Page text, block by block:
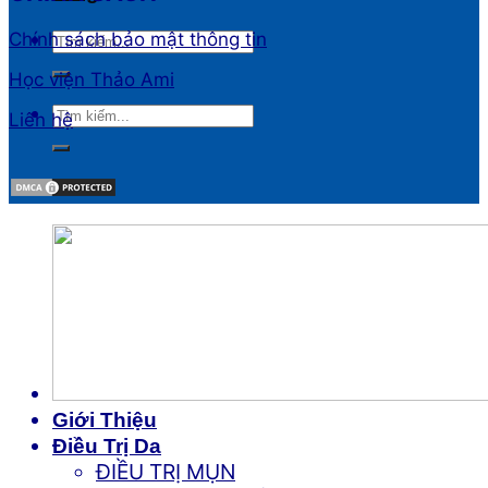
Chính sách bảo mật thông tin
Học viện Thảo Ami
Liên hệ
Giới Thiệu
Điều Trị Da
ĐIỀU TRỊ MỤN